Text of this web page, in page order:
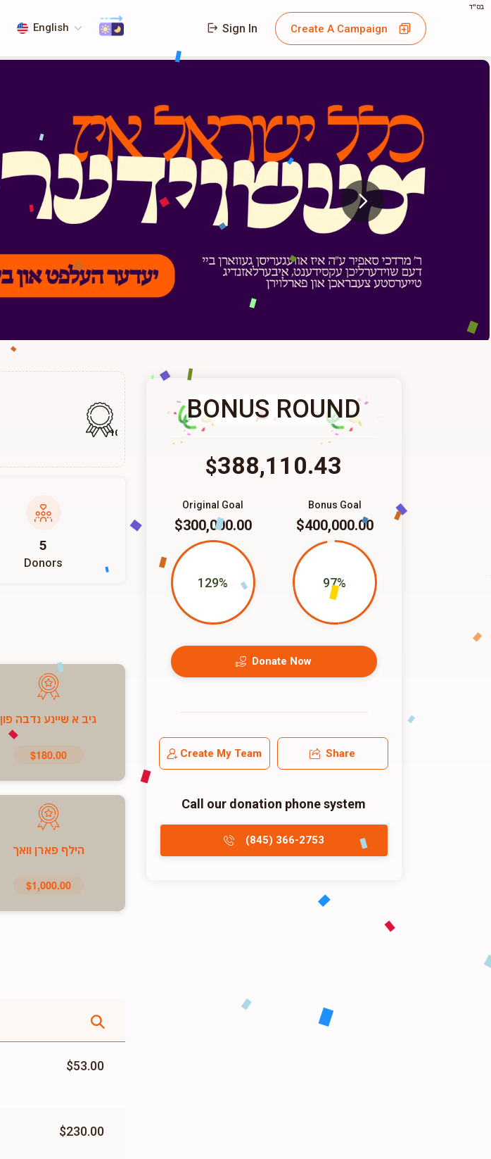
בס"ד
English Sign In Create A Campaign
109
5
Donors
גיב א שיינע נדבה פון
$180.00
הילף פארן וואך
$1,000.00
$53.00
$230.00
BONUS ROUND
$388,110.43
Bonus Goal
$400,000.00
97%
Original Goal
$300,000.00
129%
Donate Now
Create My Team Share
Call our donation phone system
(845) 366-2753